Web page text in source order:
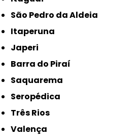
São Pedro da Aldeia
Itaperuna
Japeri
Barra do Piraí
Saquarema
Seropédica
Três Rios
Valença